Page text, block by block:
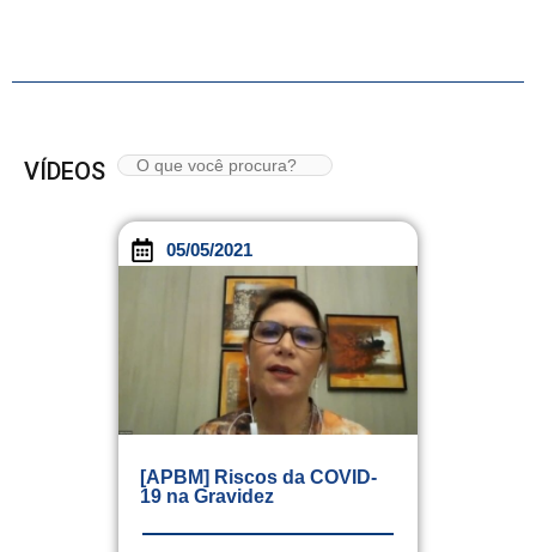
VÍDEOS
05/05/2021
[APBM] Riscos da COVID-
19 na Gravidez